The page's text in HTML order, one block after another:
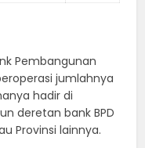
Pembangunan
jumlahnya
hadir di
deretan bank BPD
Provinsi lainnya.